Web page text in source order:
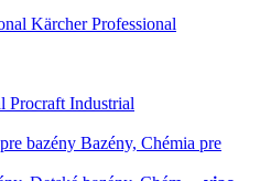
Kärcher Professional
Procraft Industrial
Bazény, Chémia pre